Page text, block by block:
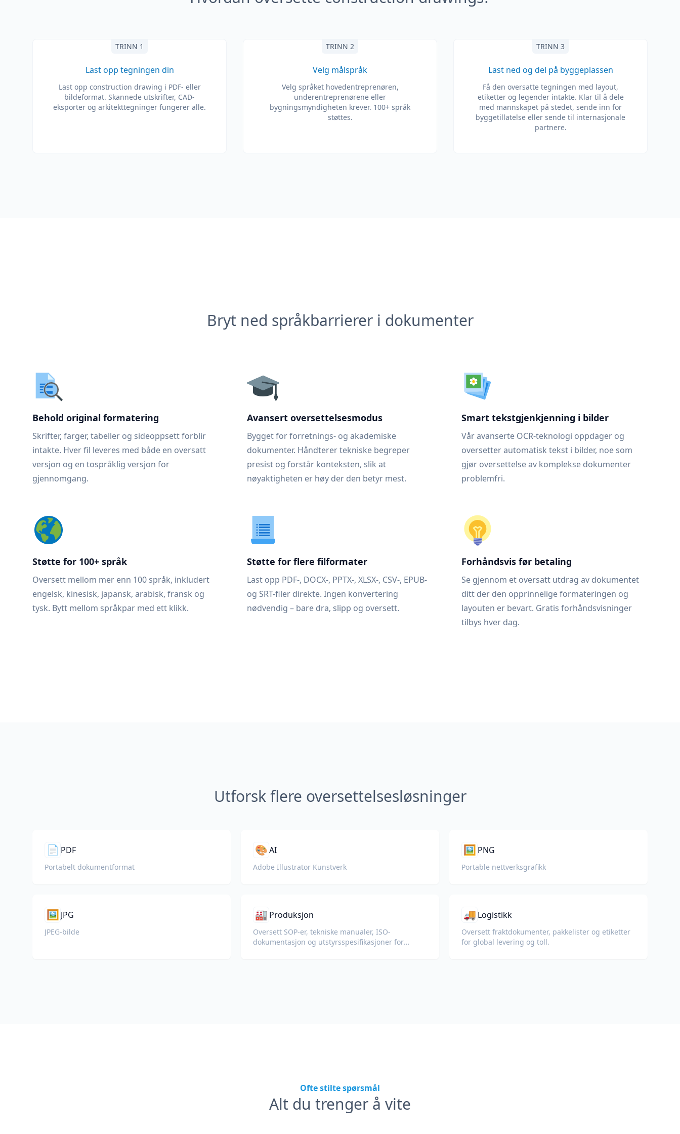
TRINN 1
Last opp tegningen din
Last opp construction drawing i PDF- eller
bildeformat. Skannede utskrifter, CAD-
eksporter og arkitekttegninger fungerer alle.
TRINN 2
Velg målspråk
Velg språket hovedentreprenøren,
underentreprenørene eller
bygningsmyndigheten krever. 100+ språk
støttes.
TRINN 3
Last ned og del på byggeplassen
Få den oversatte tegningen med layout,
etiketter og legender intakte. Klar til å dele
med mannskapet på stedet, sende inn for
byggetillatelse eller sende til internasjonale
partnere.
Bryt ned språkbarrierer i dokumenter
Behold original formatering
Skrifter, farger, tabeller og sideoppsett forblir
intakte. Hver fil leveres med både en oversatt
versjon og en tospråklig versjon for
gjennomgang.
Avansert oversettelsesmodus
Bygget for forretnings- og akademiske
dokumenter. Håndterer tekniske begreper
presist og forstår konteksten, slik at
nøyaktigheten er høy der den betyr mest.
Smart tekstgjenkjenning i bilder
Vår avanserte OCR-teknologi oppdager og
oversetter automatisk tekst i bilder, noe som
gjør oversettelse av komplekse dokumenter
problemfri.
Støtte for 100+ språk
Oversett mellom mer enn 100 språk, inkludert
engelsk, kinesisk, japansk, arabisk, fransk og
tysk. Bytt mellom språkpar med ett klikk.
Støtte for flere filformater
Last opp PDF-, DOCX-, PPTX-, XLSX-, CSV-, EPUB-
og SRT-filer direkte. Ingen konvertering
nødvendig – bare dra, slipp og oversett.
Forhåndsvis før betaling
Se gjennom et oversatt utdrag av dokumentet
ditt der den opprinnelige formateringen og
layouten er bevart. Gratis forhåndsvisninger
tilbys hver dag.
Utforsk flere oversettelsesløsninger
📄 PDF
Portabelt dokumentformat
🎨AI
Adobe Illustrator Kunstverk
🖼️ PNG
Portable nettverksgrafikk
🖼️ JPG
JPEG-bilde
🏭 Produksjon
Oversett SOP-er, tekniske manualer, ISO-
dokumentasjon og utstyrsspesifikasjoner for
🚚 Logistikk
Oversett fraktdokumenter, pakkelister og etiketter
for global levering og toll.
Ofte stilte spørsmål
Alt du trenger å vite